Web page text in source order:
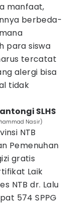
manfaat,
berbeda-
para siswa
tercatat
alergi bisa
tidak
SLHS
Nasir)
NTB
Pemenuhan
gratis
Laik
NTB dr. Lalu
574 SPPG